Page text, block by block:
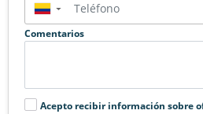
▼
Comentarios
Acepto recibir información sobre